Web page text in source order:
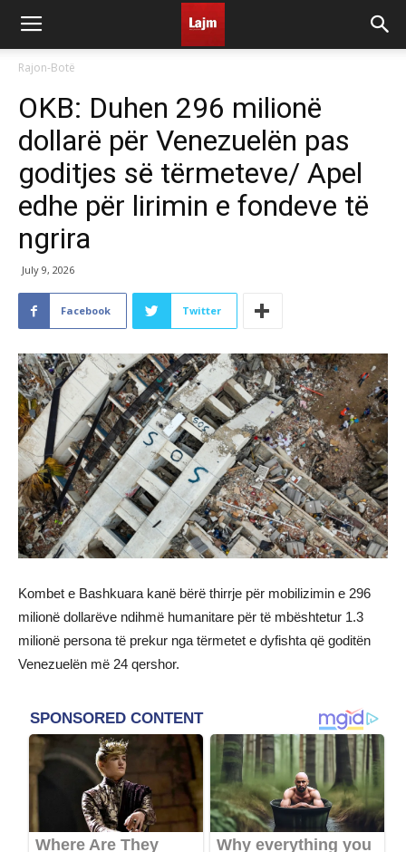
Rajon-Botë
OKB: Duhen 296 milionë
dollarë për Venezuelën pas
goditjes së tërmeteve/ Apel
edhe për lirimin e fondeve të
ngrira
July 9, 2026
Facebook Twitter
Kombet e Bashkuara kanë bërë thirrje për mobilizimin e 296
milionë dollarëve ndihmë humanitare për të mbështetur 1.3
milionë persona të prekur nga tërmetet e dyfishta që goditën
Venezuelën më 24 qershor.